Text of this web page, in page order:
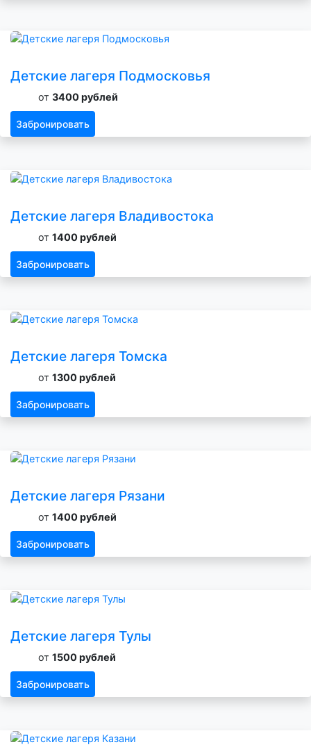
Детские лагеря Подмосковья
от 3400 рублей
Забронировать
Детские лагеря Владивостока
от 1400 рублей
Забронировать
Детские лагеря Томска
от 1300 рублей
Забронировать
Детские лагеря Рязани
от 1400 рублей
Забронировать
Детские лагеря Тулы
от 1500 рублей
Забронировать